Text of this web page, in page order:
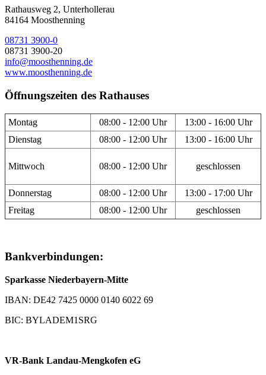
Rathausweg 2, Unterhollerau
84164 Moosthenning
08731 3900-0
08731 3900-20
info@moosthenning.de
www.moosthenning.de
Öffnungszeiten des Rathauses
Montag 08:00 - 12:00 Uhr
13:00 - 16:00 Uhr
Dienstag
08:00 - 12:00 Uhr 13:00 - 16:00 Uhr
Mittwoch 08:00 - 12:00 Uhr geschlossen
Donnerstag 08:00 - 12:00 Uhr
13:00 - 17:00 Uhr
Freitag
08:00 - 12:00 Uhr geschlossen
Bankverbindungen:
Sparkasse Niederbayern-Mitte
IBAN: DE42 7425 0000 0140 6022 69
BIC: BYLADEM1SRG
VR-Bank Landau-Mengkofen eG